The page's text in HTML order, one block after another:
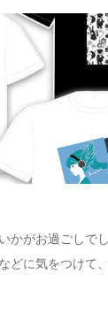
かがお過ごしでし
どに気をつけて